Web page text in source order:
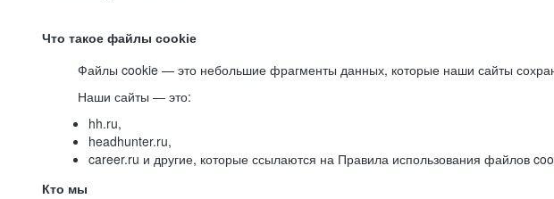
Что такое файлы cookie
Файлы cookie — это небольшие фрагменты данных, которые наши сайты
Наши сайты — это:
hh.ru,
headhunter.ru,
career.ru и другие, которые ссылаются на Правила использования файлов
Кто мы